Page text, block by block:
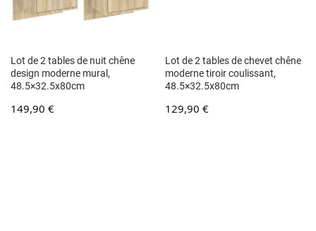
Lot de 2 tables de nuit chêne
design moderne mural,
48.5×32.5x80cm
149,90 €
Lot de 2 tables de chevet chêne
moderne tiroir coulissant,
48.5×32.5x80cm
129,90 €